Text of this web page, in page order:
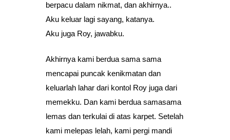
berpacu dalam nikmat, dan akhirnya..
Aku keluar lagi sayang, katanya.
Aku juga Roy, jawabku.
Akhirnya kami berdua sama sama
mencapai puncak kenikmatan dan
keluarlah lahar dari kontol Roy juga dari
memekku. Dan kami berdua samasama
lemas dan terkulai di atas karpet. Setelah
kami melepas lelah, kami pergi mandi